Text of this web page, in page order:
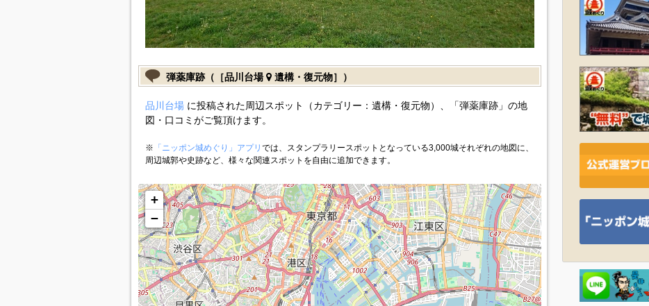
弾薬庫跡（［品川台場 遺構・復元物］）
品川台場に投稿された周辺スポット（カテゴリー：遺構・復元物）、「弾薬庫跡」の地
図・口コミがご覧頂けます。
※ 「ニッポン城めぐり」アプリ では、スタンプラリースポットとなっている3,000城それぞれの地図に、
周辺城郭や史跡など、様々な関連スポットを自由に追加できます。
+
−